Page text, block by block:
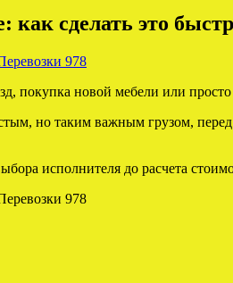
сделать это
покупка новой мебели или
но таким важным грузом, перед
исполнителя до расчета